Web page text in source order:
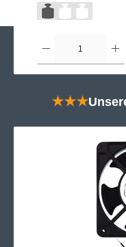
★★★